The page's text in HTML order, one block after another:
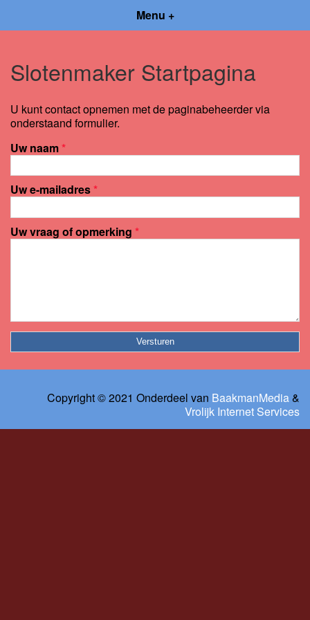
Menu +
Slotenmaker Startpagina
U kunt contact opnemen met de paginabeheerder via
onderstaand formulier.
Uw naam*
Uw e-mailadres*
Uw vraag of opmerking *
Copyright © 2021 Onderdeel van BaakmanMedia&
Vrolijk Internet Services